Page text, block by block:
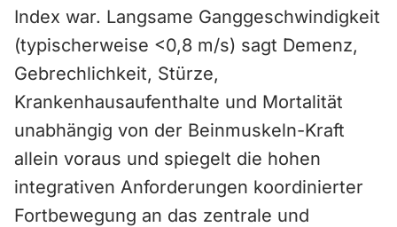
Index war. Langsame Ganggeschwindigkeit
(typischerweise <0,8 m/s) sagt Demenz,
Gebrechlichkeit, Stürze,
Krankenhausaufenthalte und Mortalität
unabhängig von der Beinmuskeln-Kraft
allein voraus und spiegelt die hohen
integrativen Anforderungen koordinierter
Fortbewegung an das zentrale und